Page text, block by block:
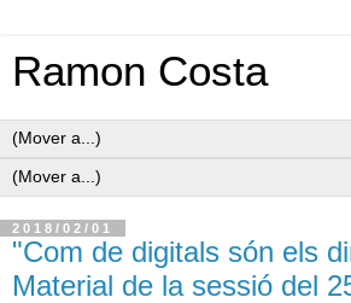
Ramon Costa
2018/02/01
"Com de digitals són els
Material de la sessió del